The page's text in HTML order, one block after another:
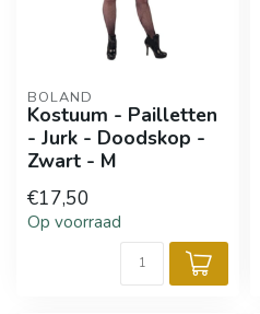
BOLAND
Kostuum - Pailletten
- Jurk - Doodskop -
Zwart - M
€17,50
Op voorraad